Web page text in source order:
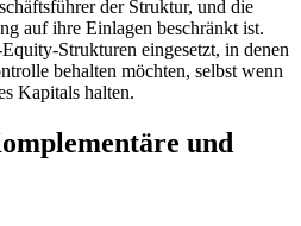
der Struktur, und die
auf ihre Einlagen beschränkt ist.
Strukturen eingesetzt, in denen
behalten möchten, selbst wenn
Kapitals halten.
und